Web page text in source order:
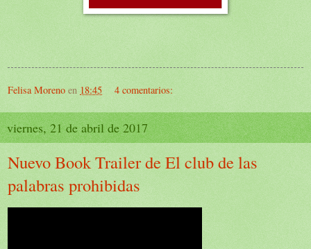
Felisa Moreno en 18:45 4 comentarios:
viernes, 21 de abril de 2017
Nuevo Book Trailer de El club de las
palabras prohibidas